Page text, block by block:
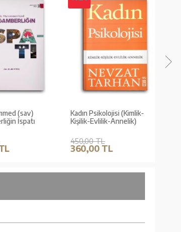
(sav)
İspatı
Kadın Psikolojisi (Kimlik-
Kişilik-Evlilik-Annelik)
450,00 TL
360,00 TL